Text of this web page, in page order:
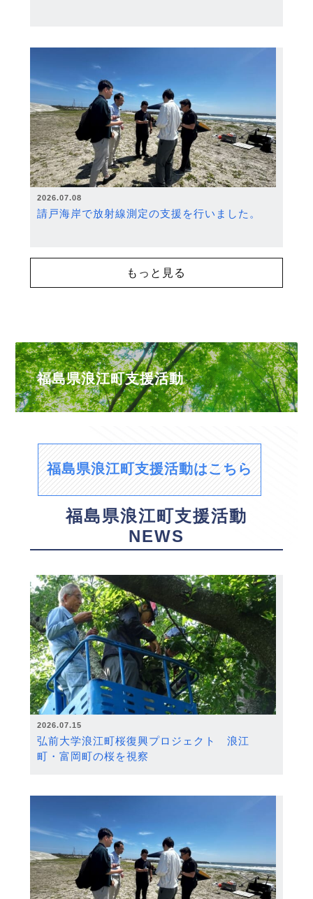
2026.07.08
請戸海岸で放射線測定の支援を行いました。
もっと見る
福島県浪江町支援活動
福島県浪江町支援活動はこちら
福島県浪江町支援活動
NEWS
2026.07.15
弘前大学浪江町桜復興プロジェクト 浪江
町・富岡町の桜を視察